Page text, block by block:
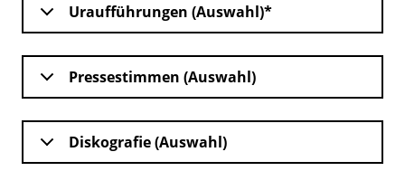
Uraufführungen (Auswahl)*
Pressestimmen (Auswahl)
Diskografie (Auswahl)